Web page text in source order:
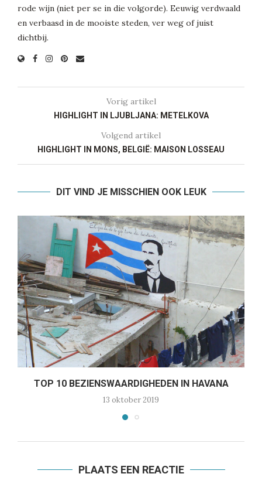
rode wijn (niet per se in die volgorde). Eeuwig verdwaald
en verbaasd in de mooiste steden, ver weg of juist
dichtbij.
Vorig artikel
HIGHLIGHT IN LJUBLJANA: METELKOVA
Volgend artikel
HIGHLIGHT IN MONS, BELGIË: MAISON LOSSEAU
DIT VIND JE MISSCHIEN OOK LEUK
TOP 10 BEZIENSWAARDIGHEDEN IN HAVANA
13 oktober 2019
PLAATS EEN REACTIE